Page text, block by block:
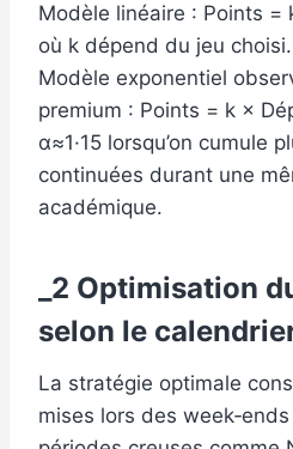
Modèle linéaire : Points =
où k dépend du jeu choisi.
Modèle exponentiel
premium : Points = k ×
α≈1·15 lorsqu’on cumule
continuées durant une
académique.
_2 Optimisation
selon le
La stratégie optimale
mises lors des